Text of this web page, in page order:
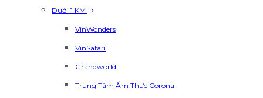
Dưới 1 KM
VinWonders
VinSafari
Grandworld
Trung Tâm Ẩm Thực Corona